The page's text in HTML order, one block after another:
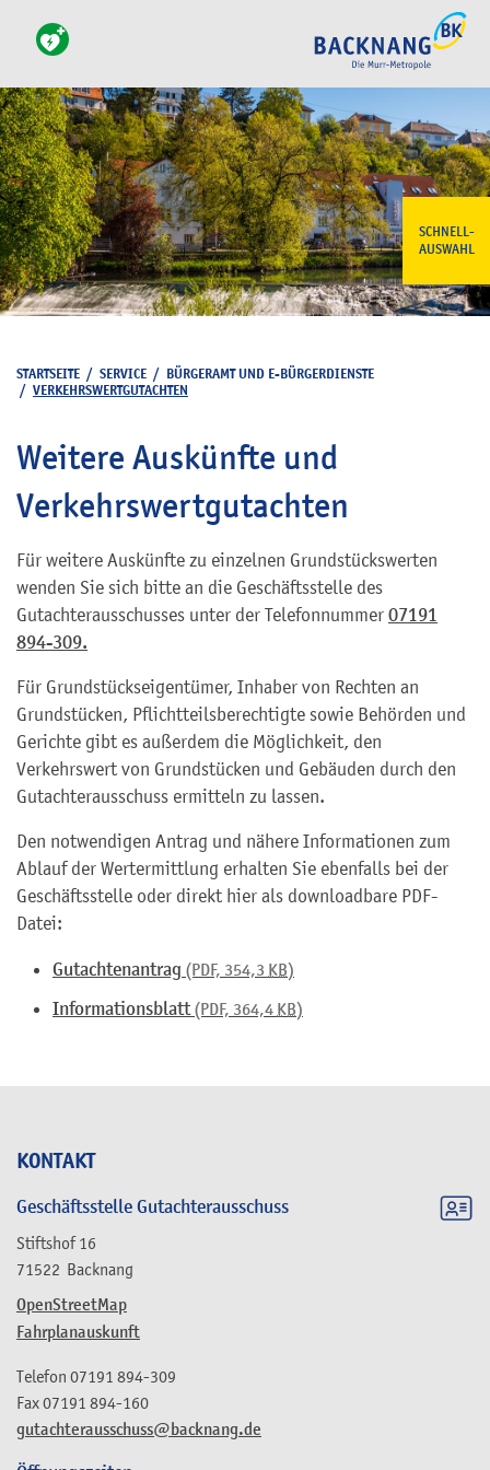
SCHNELL-
AUSWAHL
KONTAKT
Geschäftsstelle Gutachterausschuss
Stiftshof 16
71522 Backnang
OpenStreetMap
Fahrplanauskunft
gutachterausschuss@backnang.de
Telefon 07191 894-309
Fax07191 894-160
STARTSEITE / SERVICE / BÜRGERAMT UND E-BÜRGERDIENSTE
/ VERKEHRSWERTGUTACHTEN
Weitere Auskünfte und
Verkehrswertgutachten
Für weitere Auskünfte zu einzelnen Grundstückswerten
wenden Sie sich bitte an die Geschäftsstelle des
Gutachterausschusses unter der Telefonnummer 07191
894-309.
Für Grundstückseigentümer, Inhaber von Rechten an
Grundstücken, Pflichtteilsberechtigte sowie Behörden und
Gerichte gibt es außerdem die Möglichkeit, den
Verkehrswert von Grundstücken und Gebäuden durch den
Gutachterausschuss ermitteln zu lassen.
Den notwendigen Antrag und nähere Informationen zum
Ablauf der Wertermittlung erhalten Sie ebenfalls bei der
Geschäftsstelle oder direkt hier als downloadbare PDF-
Datei:
Gutachtenantrag (PDF, 354,3 KB)
Informationsblatt(PDF, 364,4KB)